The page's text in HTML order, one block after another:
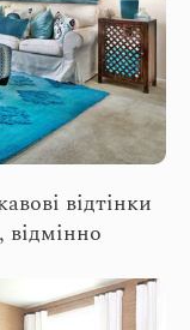
відтінки
відмінно